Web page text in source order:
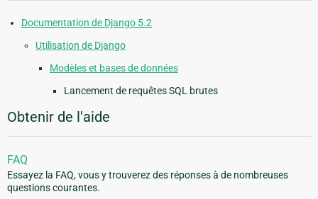
Documentation de Django 5.2
Utilisation de Django
Modèles et bases de données
Lancement de requêtes SQL brutes
Obtenir de l'aide
FAQ
Essayez la FAQ, vous y trouverez des réponses à de nombreuses
questions courantes.